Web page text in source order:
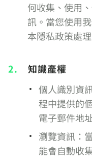
何收集、使用
訊。當您使用
本隱私政策處
2.
知識產權
個人識別資
程中提供的
電子郵件地
瀏覽資訊：
能會自動收